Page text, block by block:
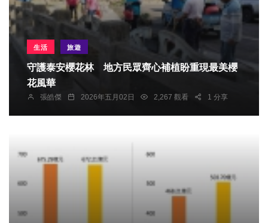
生活 旅遊
守護泰安櫻花林 地方民眾齊心補植盼重現最美櫻
花風華
張皓傑 2026年五月02日 2,267 觀看 1 分享